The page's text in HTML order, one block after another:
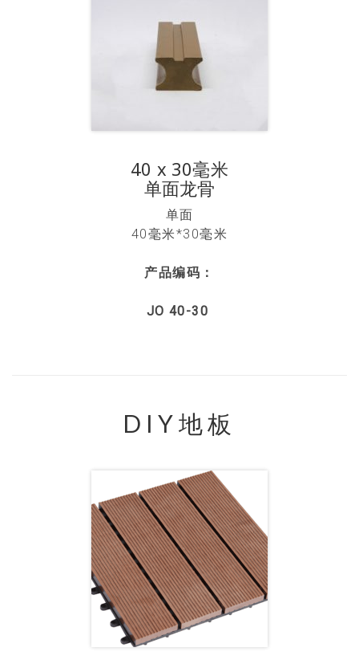
40 x 30毫米
单面龙骨
单面
40毫米*30毫米
产品编码：
JO 40-30
DIY地板